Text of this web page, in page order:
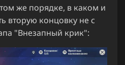
же порядке, в каком и
вторую концовку не с
"Внезапный крик":